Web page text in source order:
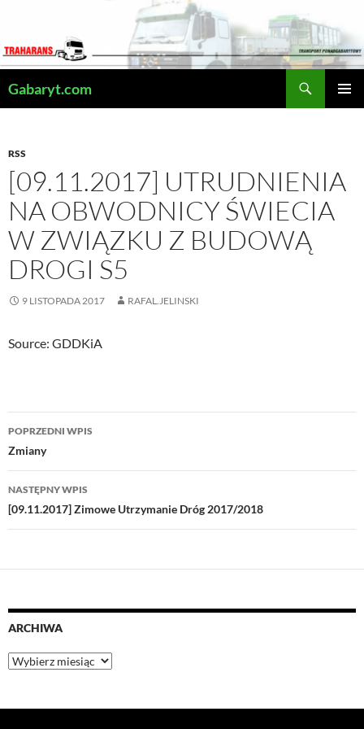
treści
Gabaryt.com
RSS
[09.11.2017] UTRUDNIENIA
NA OBWODNICY ŚWIECIA
W ZWIĄZKU Z BUDOWĄ
DROGI S5
9 LISTOPADA 2017 RAFAL.JELINSKI
Source: GDDKiA
Nawigacja
wpisu
POPRZEDNI WPIS
Zmiany
NASTĘPNY WPIS
[09.11.2017] Zimowe Utrzymanie Dróg 2017/2018
ARCHIWA
Archiwa